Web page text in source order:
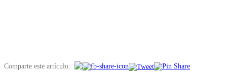
Comparte este artículo: